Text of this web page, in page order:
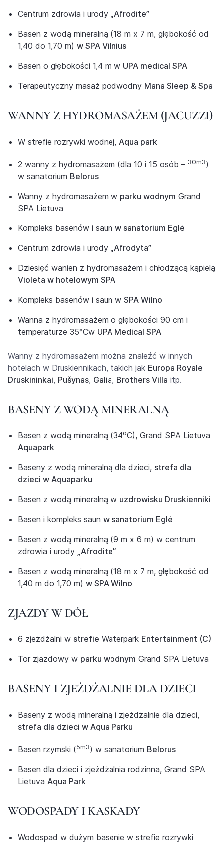
Centrum zdrowia i urody
„Afrodite”
Basen z wodą mineralną (18 m x 7 m, głębokość od
1,40 do 1,70 m) w SPA Vilnius
Basen o głębokości 1,4 m w UPA medical SPA
Terapeutyczny masaż podwodny Mana Sleep & Spa
WANNY Z HYDROMASAŻEM (JACUZZI)
W strefie rozrywki wodnej, Aqua park
2 wanny z hydromasażem (dla 10 i 15 osób – 30m3)
w sanatorium Belorus
Wanny z hydromasażem w parku wodnym Grand
SPA Lietuva
Kompleks basenów i saun w sanatorium Eglė
Centrum zdrowia i urody „Afrodyta”
Dziesięć wanien z hydromasażem i chłodzącą kąpielą
Violeta w hotelowym SPA
Kompleks basenów i saun w SPA Wilno
Wanna z hydromasażem o głębokości 90 cm i
temperaturze 35°Cw UPA Medical SPA
Wanny z hydromasażem można znaleźć w innych
hotelach w Druskiennikach, takich jak Europa Royale
Druskininkai, Pušynas, Galia, Brothers Villa itp.
BASENY Z WODĄ MINERALNĄ
Basen z wodą mineralną (34⁰C), Grand SPA Lietuva
Aquapark
Baseny z wodą mineralną dla dzieci, strefa dla
dzieci w Aquaparku
Basen z wodą mineralną w uzdrowisku Druskienniki
Basen i kompleks saun w sanatorium Eglė
Basen z wodą mineralną (9 m x 6 m) w centrum
zdrowia i urody „Afrodite”
Basen z wodą mineralną (18 m x 7 m, głębokość od
1,40 m do 1,70 m) w SPA Wilno
ZJAZDY W DÓŁ
6 zjeżdżalni w strefie Waterpark Entertainment (C)
Tor zjazdowy w parku wodnym Grand SPA Lietuva
BASENY I ZJEŻDŻALNIE DLA DZIECI
Baseny z wodą mineralną i zjeżdżalnie dla dzieci,
strefa dla dzieci w Aqua Parku
Basen rzymski (5m3) w sanatorium Belorus
Basen dla dzieci i zjeżdżalnia rodzinna, Grand SPA
Lietuva Aqua Park
WODOSPADY I KASKADY
Wodospad w dużym basenie w strefie rozrywki